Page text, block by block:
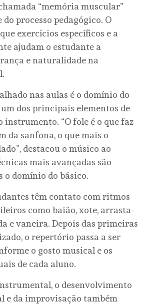
“memória muscular”
processo pedagógico. O
exercícios específicos e a
ajudam o estudante a
e naturalidade na
nas aulas é o domínio do
dos principais elementos de
instrumento. “O fole é o que faz
da sanfona, o que mais o
destacou o músico ao
mais avançadas são
o domínio do básico.
têm contato com ritmos
como baião, xote, arrasta-
e vaneira. Depois das primeiras
o repertório passa a ser
o gosto musical e os
de cada aluno.
o desenvolvimento
e da improvisação também